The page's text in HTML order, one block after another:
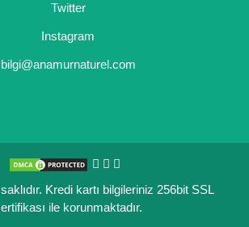
Twitter
Instagram
bilgi@anamurnaturel.com
Kredi kartı bilgileriniz 256bit SSL
ile korunmaktadır.